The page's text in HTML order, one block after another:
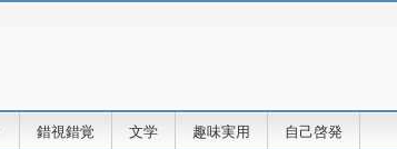
錯視錯覚 文学 趣味実用 自己啓発